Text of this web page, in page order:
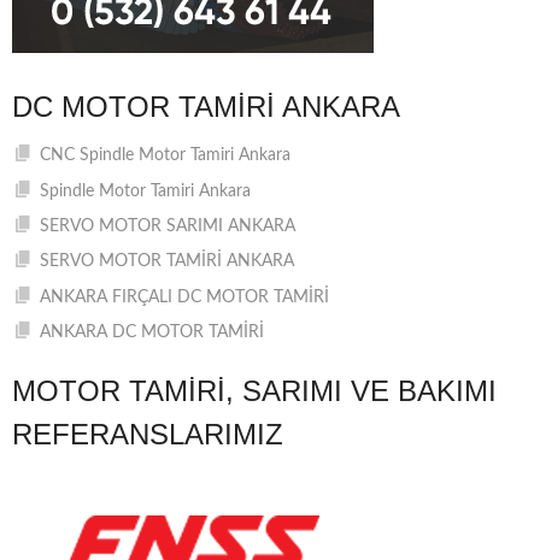
DC MOTOR TAMIRI ANKARA
CNC Spindle Motor Tamiri Ankara
Spindle Motor Tamiri Ankara
SERVO MOTOR SARIMI ANKARA
SERVO MOTOR TAMİRİ ANKARA
ANKARA FIRÇALI DC MOTOR TAMİRİ
ANKARA DC MOTOR TAMİRİ
MOTOR TAMIRI, SARIMI VE BAKIMI
REFERANSLARIMIZ